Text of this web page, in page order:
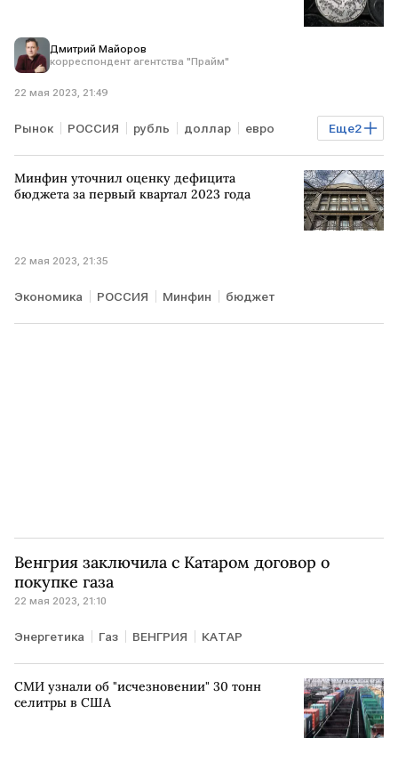
Дмитрий Майоров
корреспондент агентства "Прайм"
22 мая 2023, 21:49
Еще2
Рынок РОССИЯ рубль доллар евро
юань Курсы валют
Минфин уточнил оценку дефицита
бюджета за первый квартал 2023 года
22 мая 2023, 21:35
Экономика РОССИЯ Минфин бюджет
Венгрия заключила с Катаром договор о
покупке газа
22 мая 2023, 21:10
Энергетика Газ ВЕНГРИЯ КАТАР
СМИ узнали об "исчезновении" 30 тонн
селитры в США